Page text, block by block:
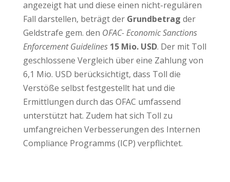
angezeigt hat und diese einen nicht-regulären
Fall darstellen, beträgt der Grundbetrag der
Geldstrafe gem. den OFAC- Economic Sanctions
Enforcement Guidelines 15 Mio. USD. Der mit Toll
geschlossene Vergleich über eine Zahlung von
6,1 Mio. USD berücksichtigt, dass Toll die
Verstöße selbst festgestellt hat und die
Ermittlungen durch das OFAC umfassend
unterstützt hat. Zudem hat sich Toll zu
umfangreichen Verbesserungen des Internen
Compliance Programms (ICP) verpflichtet.